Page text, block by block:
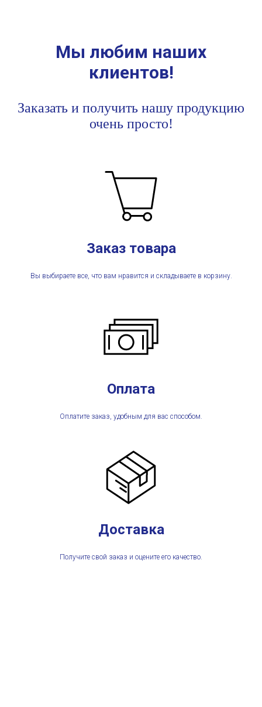
Мы любим наших
клиентов!
Заказать и получить нашу продукцию
очень просто!
Заказ товара
Вы выбираете все, что вам нравится и складываете в корзину.
Оплата
Оплатите заказ, удобным для вас способом.
Доставка
Получите свой заказ и оцените его качество.